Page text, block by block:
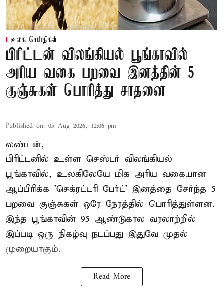
உலக செய்திகள்
பிரிட்டன் விலங்கியல் பூங்காவில்
அரிய வகை பறவை இனத்தின் 5
குஞ்சுகள் பொரித்து சாதனை
Published on: 05 Aug 2026, 12:06 pm
லண்டன்,
பிரிட்டனில் உள்ள செஸ்டர் விலங்கியல்
பூங்காவில், உலகிலேயே மிக அரிய வகையான
ஆப்பிரிக்க 'செக்ரட்டரி பேர்ட்' இனத்தை சேர்ந்த 5
பறவை குஞ்சுகள் ஒரே நேரத்தில் பொரித்துள்ளன.
இந்த பூங்காவின் 95 ஆண்டுகால வரலாற்றில்
இப்படி ஒரு நிகழ்வு நடப்பது இதுவே முதல்
முறையாகும்.
Read More